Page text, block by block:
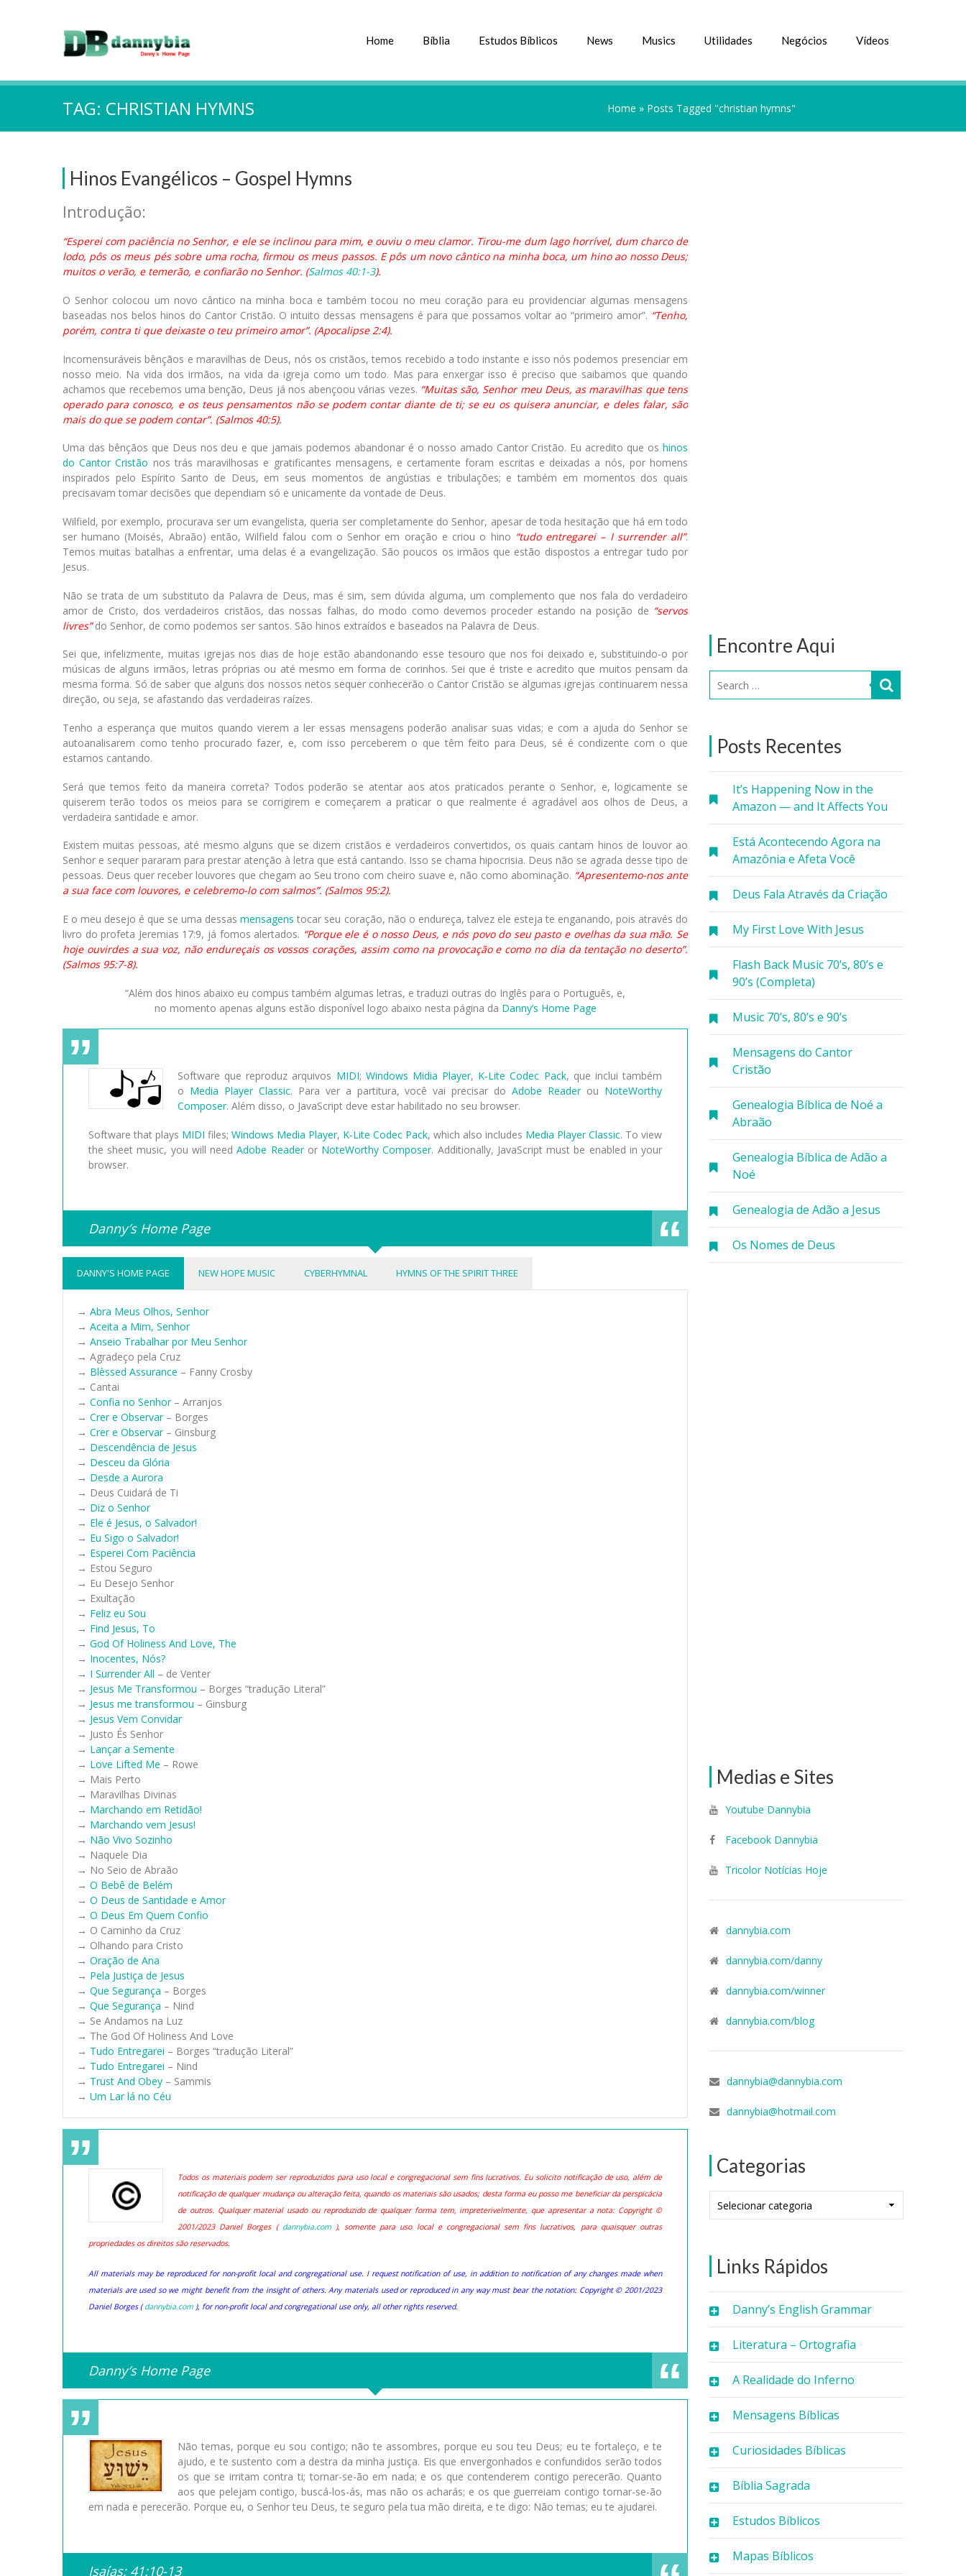
Home Bíblia Estudos Bíblicos News Musics Utilidades Negócios Vídeos
TAG: CHRISTIAN HYMNS Home » Posts Tagged "christian hymns"
Encontre Aqui
Posts Recentes
It’s Happening Now in the
Amazon — and It Affects You
Está Acontecendo Agora na
Amazônia e Afeta Você
Deus Fala Através da Criação
My First Love With Jesus
Flash Back Music 70’s, 80’s e
90’s (Completa)
Music 70’s, 80’s e 90’s
Mensagens do Cantor
Cristão
Genealogia Bíblica de Noé a
Abraão
Genealogia Bíblica de Adão a
Noé
Genealogia de Adão a Jesus
Os Nomes de Deus
Medias e Sites
Youtube Dannybia
Facebook Dannybia
Tricolor Notícias Hoje
dannybia.com
dannybia.com/danny
dannybia.com/winner
dannybia.com/blog
dannybia@dannybia.com
dannybia@hotmail.com
Categorias
Links Rápidos
Danny’s English Grammar
Literatura – Ortografia
A Realidade do Inferno
Mensagens Bíblicas
Curiosidades Bíblicas
Bíblia Sagrada
Estudos Bíblicos
Mapas Bíblicos
Hinos Evangélicos – Gospel Hymns
Introdução:
“Esperei com paciência no Senhor, e ele se inclinou para mim, e ouviu o meu clamor. Tirou-me dum lago horrível, dum charco de
lodo, pôs os meus pés sobre uma rocha, firmou os meus passos. E pôs um novo cântico na minha boca, um hino ao nosso Deus;
muitos o verão, e temerão, e confiarão no Senhor. (Salmos 40:1-3).
O Senhor colocou um novo cântico na minha boca e também tocou no meu coração para eu providenciar algumas mensagens
baseadas nos belos hinos do Cantor Cristão. O intuito dessas mensagens é para que possamos voltar ao “primeiro amor”. “Tenho,
porém, contra ti que deixaste o teu primeiro amor”. (Apocalipse 2:4).
Incomensuráveis bênçãos e maravilhas de Deus, nós os cristãos, temos recebido a todo instante e isso nós podemos presenciar em
nosso meio. Na vida dos irmãos, na vida da igreja como um todo. Mas para enxergar isso é preciso que saibamos que quando
achamos que recebemos uma benção, Deus já nos abençoou várias vezes. “Muitas são, Senhor meu Deus, as maravilhas que tens
operado para conosco, e os teus pensamentos não se podem contar diante de ti; se eu os quisera anunciar, e deles falar, são
mais do que se podem contar”. (Salmos 40:5).
Uma das bênçãos que Deus nos deu e que jamais podemos abandonar é o nosso amado Cantor Cristão. Eu acredito que os hinos
do Cantor Cristão nos trás maravilhosas e gratificantes mensagens, e certamente foram escritas e deixadas a nós, por homens
inspirados pelo Espírito Santo de Deus, em seus momentos de angústias e tribulações; e também em momentos dos quais
precisavam tomar decisões que dependiam só e unicamente da vontade de Deus.
Wilfield, por exemplo, procurava ser um evangelista, queria ser completamente do Senhor, apesar de toda hesitação que há em todo
ser humano (Moisés, Abraão) então, Wilfield falou com o Senhor em oração e criou o hino “tudo entregarei – I surrender all”.
Temos muitas batalhas a enfrentar, uma delas é a evangelização. São poucos os irmãos que estão dispostos a entregar tudo por
Jesus.
Não se trata de um substituto da Palavra de Deus, mas é sim, sem dúvida alguma, um complemento que nos fala do verdadeiro
amor de Cristo, dos verdadeiros cristãos, das nossas falhas, do modo como devemos proceder estando na posição de “servos
livres”do Senhor, de como podemos ser santos. São hinos extraídos e baseados na Palavra de Deus.
Sei que, infelizmente, muitas igrejas nos dias de hoje estão abandonando esse tesouro que nos foi deixado e, substituindo-o por
músicas de alguns irmãos, letras próprias ou até mesmo em forma de corinhos. Sei que é triste e acredito que muitos pensam da
mesma forma. Só de saber que alguns dos nossos netos sequer conhecerão o Cantor Cristão se algumas igrejas continuarem nessa
direção, ou seja, se afastando das verdadeiras raízes.
Tenho a esperança que muitos quando vierem a ler essas mensagens poderão analisar suas vidas; e com a ajuda do Senhor se
autoanalisarem como tenho procurado fazer, e, com isso perceberem o que têm feito para Deus, sé é condizente com o que
estamos cantando.
Será que temos feito da maneira correta? Todos poderão se atentar aos atos praticados perante o Senhor, e, logicamente se
quiserem terão todos os meios para se corrigirem e começarem a praticar o que realmente é agradável aos olhos de Deus, a
verdadeira santidade e amor.
Existem muitas pessoas, até mesmo alguns que se dizem cristãos e verdadeiros convertidos, os quais cantam hinos de louvor ao
Senhor e sequer pararam para prestar atenção à letra que está cantando. Isso se chama hipocrisia. Deus não se agrada desse tipo de
pessoas. Deus quer receber louvores que chegam ao Seu trono com cheiro suave e, não como abominação. “Apresentemo-nos ante
a sua face com louvores, e celebremo-lo com salmos”. (Salmos 95:2).
E o meu desejo é que se uma dessasmensagens tocar seu coração, não o endureça, talvez ele esteja te enganando, pois através do
livro do profeta Jeremias 17:9, já fomos alertados. “Porque ele é o nosso Deus, e nós povo do seu pasto e ovelhas da sua mão. Se
hoje ouvirdes a sua voz, não endureçais os vossos corações, assim como na provocação e como no dia da tentação no deserto”.
(Salmos 95:7-8).
“Além dos hinos abaixo eu compus também algumas letras, e traduzi outras do Inglês para o Português, e,
no momento apenas alguns estão disponível logo abaixo nesta página da Danny’s Home Page
Software que reproduz arquivos MIDI; Windows Midia Player, K-Lite Codec Pack, que inclui também
o Media Player Classic. Para ver a partitura, você vai precisar doAdobe Readerou NoteWorthy
Composer. Além disso, o JavaScript deve estar habilitado no seu browser.
Software that plays MIDI files; Windows Media Player, K-Lite Codec Pack, which also includes Media Player Classic. To view
the sheet music, you will needAdobe Readeror NoteWorthy Composer. Additionally, JavaScript must be enabled in your
browser.
Danny′s Home Page
DANNY'S HOME PAGE NEW HOPE MUSIC CYBERHYMNAL HYMNS OF THE SPIRIT THREE
→ Abra Meus Olhos, Senhor
→ Aceita a Mim, Senhor
→ Anseio Trabalhar por Meu Senhor
→ Agradeço pela Cruz
→ Blèssed Assurance – Fanny Crosby
→ Cantai
→ Confia no Senhor– Arranjos
→ Crer e Observar– Borges
→ Crer e Observar– Ginsburg
→ Descendência de Jesus
→ Desceu da Glória
→ Desde a Aurora
→ Deus Cuidará de Ti
→ Diz o Senhor
→ Ele é Jesus, o Salvador!
→ Eu Sigo o Salvador!
→ Esperei Com Paciência
→ Estou Seguro
→ Eu Desejo Senhor
→ Exultação
→ Feliz eu Sou
→ Find Jesus, To
→ God Of Holiness And Love, The
→ Inocentes, Nós?
→ I Surrender All – de Venter
→ Jesus Me Transformou – Borges “tradução Literal”
→ Jesus me transformou – Ginsburg
→ Jesus Vem Convidar
→ Justo És Senhor
→ Lançar a Semente
→ Love Lifted Me – Rowe
→ Mais Perto
→ Maravilhas Divinas
→ Marchando em Retidão!
→ Marchando vem Jesus!
→ Não Vivo Sozinho
→ Naquele Dia
→ No Seio de Abraão
→ O Bebê de Belém
→ O Deus de Santidade e Amor
→ O Deus Em Quem Confio
→ O Caminho da Cruz
→ Olhando para Cristo
→ Oração de Ana
→ Pela Justiça de Jesus
→ Que Segurança – Borges
→ Que Segurança – Nind
→ Se Andamos na Luz
→ The God Of Holiness And Love
→ Tudo Entregarei – Borges “tradução Literal”
→ Tudo Entregarei – Nind
→ Trust And Obey – Sammis
→ Um Lar lá no Céu
Todos os materiais podem ser reproduzidos para uso local e congregacional sem fins lucrativos. Eu solicito notificação de uso, além de
notificação de qualquer mudança ou alteração feita, quando os materiais são usados; desta forma eu posso me beneficiar da perspicácia
de outros. Qualquer material usado ou reproduzido de qualquer forma tem, impreterivelmente, que apresentar a nota: Copyright ©
2001/2023 Daniel Borges ( dannybia.com), somente para uso local e congregacional sem fins lucrativos, para quaisquer outras
propriedades os direitos são reservados.
All materials may be reproduced for non-profit local and congregational use. I request notification of use, in addition to notification of any changes made when
materials are used so we might benefit from the insight of others. Any materials used or reproduced in any way must bear the notation: Copyright © 2001/2023
Daniel Borges (dannybia.com ), for non-profit local and congregational use only, all other rights reserved.
Danny′s Home Page
Não temas, porque eu sou contigo; não te assombres, porque eu sou teu Deus; eu te fortaleço, e te
ajudo, e te sustento com a destra da minha justiça. Eis que envergonhados e confundidos serão todos
os que se irritam contra ti; tornar-se-ão em nada; e os que contenderem contigo perecerão. Quanto
aos que pelejam contigo, buscá-los-ás, mas não os acharás; e os que guerreiam contigo tornar-se-ão
em nada e perecerão. Porque eu, o Senhor teu Deus, te seguro pela tua mão direita, e te digo: Não temas; eu te ajudarei.
Isaías: 41:10-13